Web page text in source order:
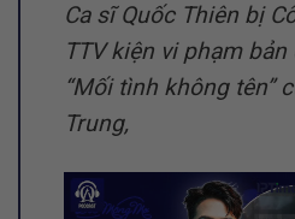
Ca sĩ Quốc Thiên bị
TTV kiện vi phạm
“Mối tình không tên”
Trung,